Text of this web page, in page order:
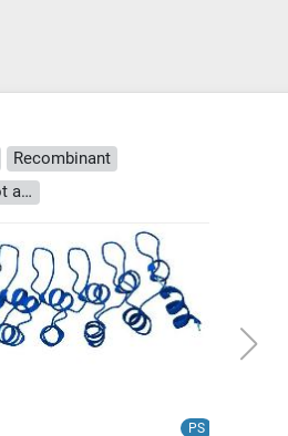
Recombinant
> 90 % as determined by Bis-Tris PAGE, anti-tag ELISA, Western Blot and analytical SEC (HPLC)
PS